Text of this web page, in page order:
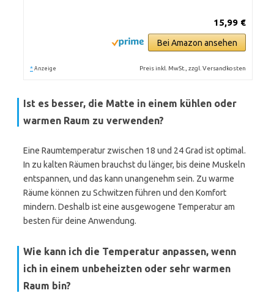
15,99 €
Bei Amazon ansehen
* Anzeige Preis inkl. MwSt., zzgl. Versandkosten
Ist es besser, die Matte in einem kühlen oder
warmen Raum zu verwenden?
Eine Raumtemperatur zwischen 18 und 24 Grad ist optimal.
In zu kalten Räumen brauchst du länger, bis deine Muskeln
entspannen, und das kann unangenehm sein. Zu warme
Räume können zu Schwitzen führen und den Komfort
mindern. Deshalb ist eine ausgewogene Temperatur am
besten für deine Anwendung.
Wie kann ich die Temperatur anpassen, wenn
ich in einem unbeheizten oder sehr warmen
Raum bin?